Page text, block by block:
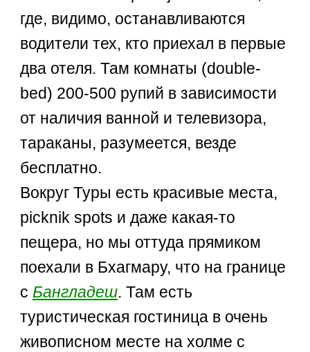
где, видимо, останавливаются
водители тех, кто приехал в первые
два отеля. Там комнаты (double-
bed) 200-500 рупий в зависимости
от наличия ванной и телевизора,
тараканы, разумеется, везде
бесплатно.
Вокруг Туры есть красивые места,
picknik spots и даже какая-то
пещера, но мы оттуда прямиком
поехали в Бхагмару, что на границе
с Бангладеш. Там есть
туристическая гостиница в очень
живописном месте на холме с